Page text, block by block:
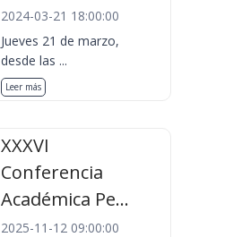
2024-03-21 18:00:00
Jueves 21 de marzo,
desde las ...
Leer más
XXXVI
Conferencia
Académica Pe...
2025-11-12 09:00:00